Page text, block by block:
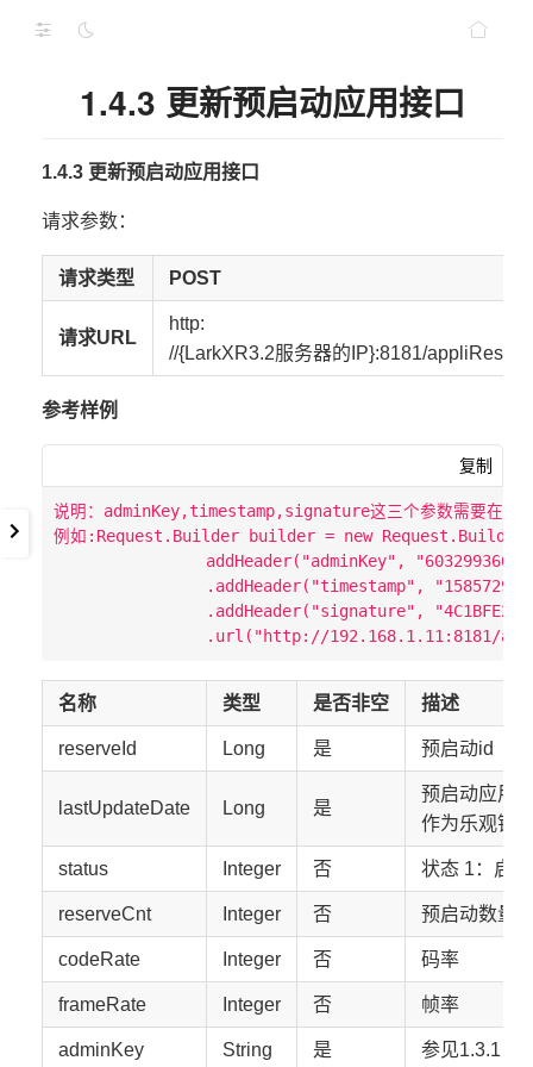
1.4.3 更新预启动应用接口
1.4.3 更新预启动应用接口
请求参数：
请求类型 POST
请求URL
http:
//{LarkXR3.2服务器的IP}:8181/
参考样例
复制
说明：adminKey,timestamp,signature这三个参数需要在
例如:Request.Builder builder = new
addHeader("adminKey",
.addHeader("timestamp",
.addHeader("signature",
名称 类型 是否非空 描述
reserveId Long 是 预启动id
lastUpdateDate Long 是
预启动应用
作为乐观锁
status Integer 否 状态 1：启
reserveCnt Integer 否 预启动数量
codeRate Integer 否 码率
frameRate Integer 否 帧率
adminKey String 是 参见1.3.1